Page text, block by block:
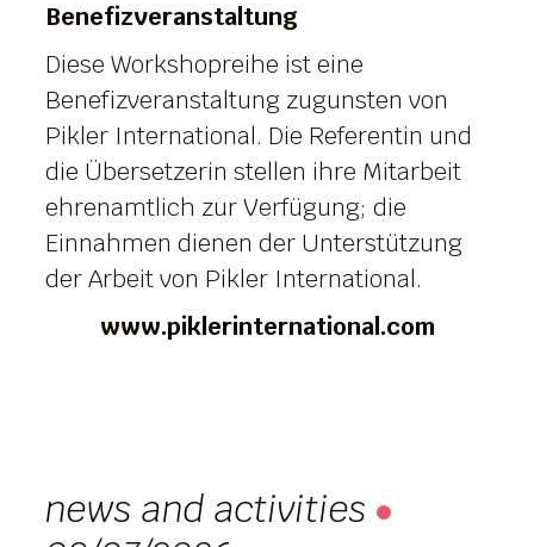
Benefizveranstaltung
Diese Workshopreihe ist eine
Benefizveranstaltung zugunsten von
Pikler International. Die Referentin und
die Übersetzerin stellen ihre Mitarbeit
ehrenamtlich zur Verfügung; die
Einnahmen dienen der Unterstützung
der Arbeit von Pikler International.
www.piklerinternational.com
news and activities